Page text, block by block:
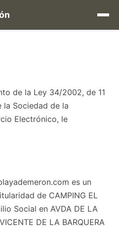
de la Ley 34/2002, de 11
la Sociedad de la
Electrónico, le
es un
de CAMPING EL
Social en AVDA DE LA
DE LA BARQUERA